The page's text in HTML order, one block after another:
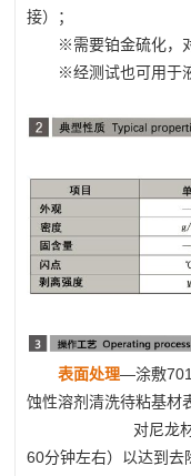
接）；
※需要铂金硫化，
※经测试也可用于
表面处理—涂敷
蚀性溶剂清洗待粘基材
对尼龙材料需
60分钟左右）以达到去